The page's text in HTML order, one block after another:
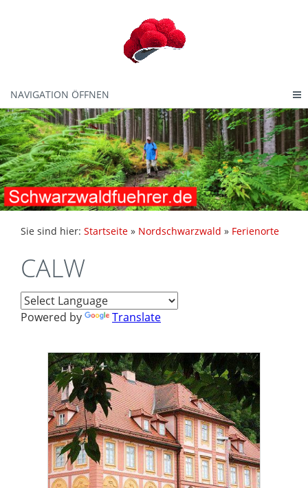
NAVIGATION ÖFFNEN
Sie sind hier: Startseite » Nordschwarzwald » Ferienorte
CALW
Powered by Translate